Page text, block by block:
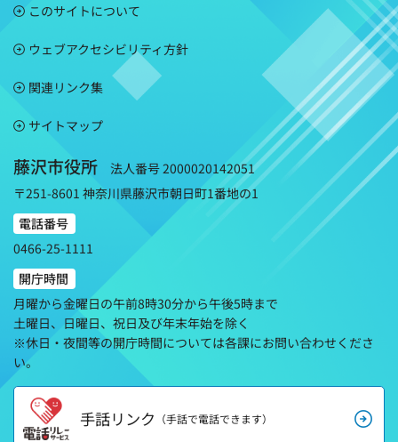
このサイトについて
ウェブアクセシビリティ方針
関連リンク集
サイトマップ
藤沢市役所
法人番号 2000020142051
〒251-8601 神奈川県藤沢市朝日町1番地の1
電話番号
0466-25-1111
開庁時間
月曜から金曜日の午前8時30分から午後5時まで
土曜日、日曜日、祝日及び年末年始を除く
※休日・夜間等の開庁時間については各課にお問い合わせくださ
い。
手話リンク （手話で電話できます）